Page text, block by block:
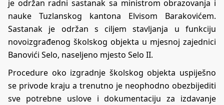
je održan radni sastanak sa ministrom obrazovanja i
nauke Tuzlanskog kantona Elvisom Barakovićem.
Sastanak je održan s ciljem stavljanja u funkciju
novoizgrađenog školskog objekta u mjesnoj zajednici
Banovići Selo, naseljeno mjesto Selo II.
Procedure oko izgradnje školskog objekta uspiješno
se privode kraju a trenutno je neophodno obezbijediti
sve potrebne uslove i dokumentaciju za izdavanje